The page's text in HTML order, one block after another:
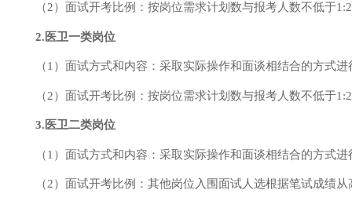
（2）面试开考比例：按岗位需求计划数与报考人数不低于
2.医卫一类岗位
（1）面试方式和内容： 采取实际操作和面谈相结合的方式进
（2）面试开考比例：按岗位需求计划数与报考人数不低于
3.医卫二类岗位
（1）面试方式和内容： 采取实际操作和面谈相结合的方式进
（2）面试开考比例：其他岗位入围面试人选根据笔试成绩